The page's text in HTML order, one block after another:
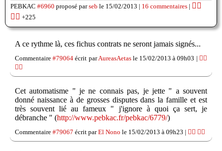
PEBKAC #6960 proposé parseb le 15/02/2013 | 16 commentaires | 👍🏽
👎🏽 +225
A ce rythme là, ces fichus contrats ne seront jamais signés...
Commentaire#79064 écrit parAureasAetasle 15/02/2013 à 09h03 | 👍🏽
👎🏽
Cet automatisme " je ne connais pas, je jette " a souvent
donné naissance à de grosses disputes dans la famille et est
très souvent lié au fameux " j'ignore à quoi ça sert, je
débranche " (http://www.pebkac.fr/pebkac/6779/)
Commentaire #79067 écrit parEl Nono le 15/02/2013 à 09h23 | 👍🏽 👎🏽